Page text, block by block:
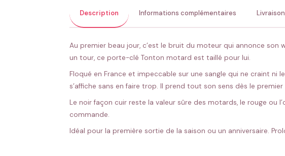
Description Informations complémentaires Livraison
Au premier beau jour, c’est le bruit du moteur qui annonce
un tour, ce porte-clé Tonton motard est taillé pour lui.
Floqué en France et impeccable sur une sangle qui ne craint ni
s’affiche sans en faire trop. Il prend tout son sens dès le
Le noir façon cuir reste la valeur sûre des motards, le rouge
commande.
Idéal pour la première sortie de la saison ou un anniversaire.